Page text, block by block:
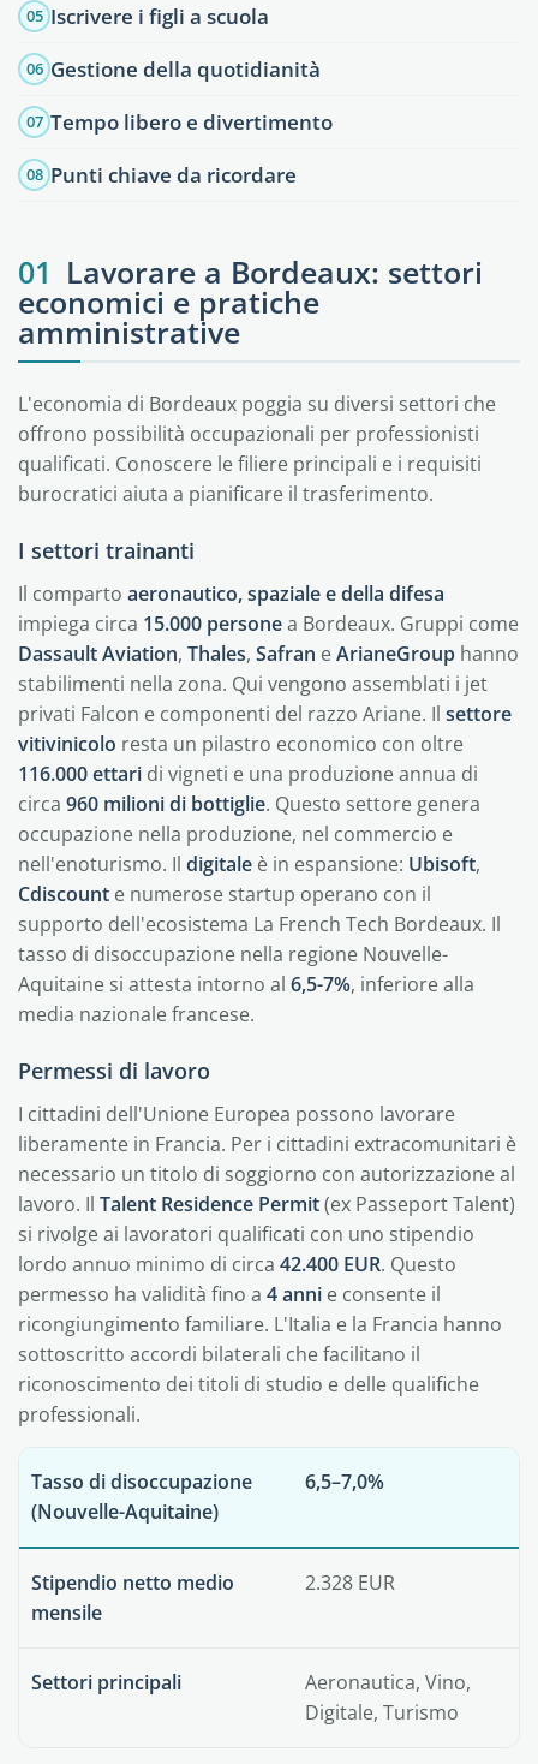
05 Iscrivere i figli a scuola
06 Gestione della quotidianità
07 Tempo libero e divertimento
08 Punti chiave da ricordare
01 Lavorare a Bordeaux: settori
economici e pratiche
amministrative
L'economia di Bordeaux poggia su diversi settori che
offrono possibilità occupazionali per professionisti
qualificati. Conoscere le filiere principali e i requisiti
burocratici aiuta a pianificare il trasferimento.
I settori trainanti
Il comparto aeronautico, spaziale e della difesa
impiega circa 15.000 personea Bordeaux. Gruppi come
Dassault Aviation, Thales, Safran eArianeGroup hanno
stabilimenti nella zona. Qui vengono assemblati i jet
privati Falcon e componenti del razzo Ariane. Il settore
vitivinicolo resta un pilastro economico con oltre
116.000 ettari di vigneti e una produzione annua di
circa 960 milioni di bottiglie. Questo settore genera
occupazione nella produzione, nel commercio e
nell'enoturismo. Il digitale è in espansione: Ubisoft,
Cdiscount e numerose startup operano con il
supporto dell'ecosistema La French Tech Bordeaux. Il
tasso di disoccupazione nella regione Nouvelle-
Aquitaine si attesta intorno al 6,5-7%, inferiore alla
media nazionale francese.
Permessi di lavoro
I cittadini dell'Unione Europea possono lavorare
liberamente in Francia. Per i cittadini extracomunitari è
necessario un titolo di soggiorno con autorizzazione al
lavoro. Il Talent Residence Permit(ex Passeport Talent)
si rivolge ai lavoratori qualificati con uno stipendio
lordo annuo minimo di circa 42.400 EUR. Questo
permesso ha validità fino a 4 anni e consente il
ricongiungimento familiare. L'Italia e la Francia hanno
sottoscritto accordi bilaterali che facilitano il
riconoscimento dei titoli di studio e delle qualifiche
professionali.
Tasso di disoccupazione
(Nouvelle-Aquitaine)
6,5–7,0%
Stipendio netto medio
mensile
2.328 EUR
Settori principali
Aeronautica, Vino,
Digitale, Turismo